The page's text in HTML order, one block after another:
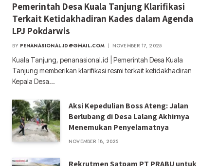
Pemerintah Desa Kuala Tanjung Klarifikasi
Terkait Ketidakhadiran Kades dalam Agenda
LPJ Pokdarwis
BY PENANASIONAL.ID@GMAIL.COM NOVEMBER 17, 2025
Kuala Tanjung, penanasional.id | Pemerintah Desa Kuala
Tanjung memberikan klarifikasi resmi terkait ketidakhadiran
Kepala Desa…
Aksi Kepedulian Boss Ateng: Jalan
Berlubang di Desa Lalang Akhirnya
Menemukan Penyelamatnya
NOVEMBER 18, 2025